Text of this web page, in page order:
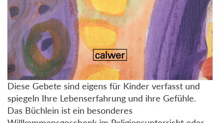
Diese Gebete sind eigens für Kinder verfasst und
spiegeln Ihre Lebenserfahrung und ihre Gefühle.
Das Büchlein ist ein besonderes